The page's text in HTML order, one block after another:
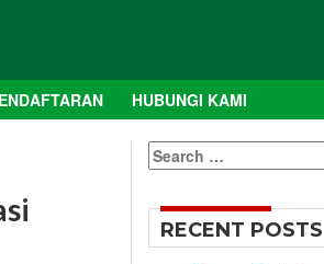
HUBUNGI KAMI
Search
for:
RECENT POSTS